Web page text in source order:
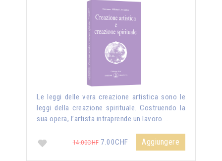
Le leggi delle vera creazione artistica sono le
leggi della creazione spirituale. Costruendo la
sua opera, l’artista intraprende un lavoro …
14.00CHF7.00CHF Aggiungere